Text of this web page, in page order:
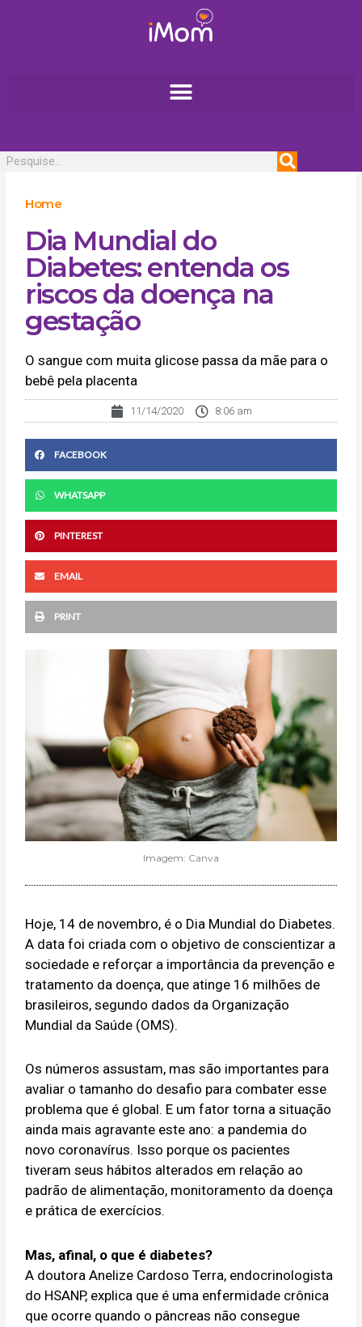
Home
Dia Mundial do
Diabetes: entenda os
riscos da doença na
gestação
O sangue com muita glicose passa da mãe para o
bebê pela placenta
11/14/2020 8:06 am
FACEBOOK
WHATSAPP
PINTEREST
EMAIL
PRINT
Imagem: Canva
Hoje, 14 de novembro, é o Dia Mundial do Diabetes.
A data foi criada com o objetivo de conscientizar a
sociedade e reforçar a importância da prevenção e
tratamento da doença, que atinge 16 milhões de
brasileiros, segundo dados da Organização
Mundial da Saúde (OMS).
Os números assustam, mas são importantes para
avaliar o tamanho do desafio para combater esse
problema que é global. E um fator torna a situação
ainda mais agravante este ano: a pandemia do
novo coronavírus. Isso porque os pacientes
tiveram seus hábitos alterados em relação ao
padrão de alimentação, monitoramento da doença
e prática de exercícios.
Mas, afinal, o que é diabetes?
A doutora Anelize Cardoso Terra, endocrinologista
do HSANP, explica que é uma enfermidade crônica
que ocorre quando o pâncreas não consegue